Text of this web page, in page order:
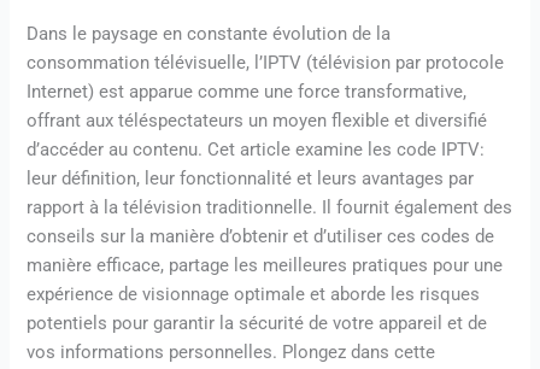
Dans le paysage en constante évolution de la
consommation télévisuelle, l’IPTV (télévision par protocole
Internet) est apparue comme une force transformative,
offrant aux téléspectateurs un moyen flexible et diversifié
d’accéder au contenu. Cet article examine les code IPTV:
leur définition, leur fonctionnalité et leurs avantages par
rapport à la télévision traditionnelle. Il fournit également des
conseils sur la manière d’obtenir et d’utiliser ces codes de
manière efficace, partage les meilleures pratiques pour une
expérience de visionnage optimale et aborde les risques
potentiels pour garantir la sécurité de votre appareil et de
vos informations personnelles. Plongez dans cette